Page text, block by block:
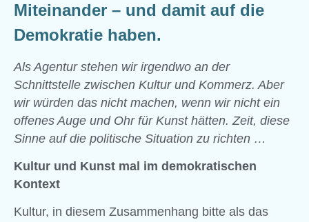
Miteinander – und damit auf die
Demokratie haben.
Als Agentur stehen wir irgendwo an der
Schnittstelle zwischen Kultur und Kommerz. Aber
wir würden das nicht machen, wenn wir nicht ein
offenes Auge und Ohr für Kunst hätten. Zeit, diese
Sinne auf die politische Situation zu richten …
Kultur und Kunst mal im demokratischen
Kontext
Kultur, in diesem Zusammenhang bitte als das